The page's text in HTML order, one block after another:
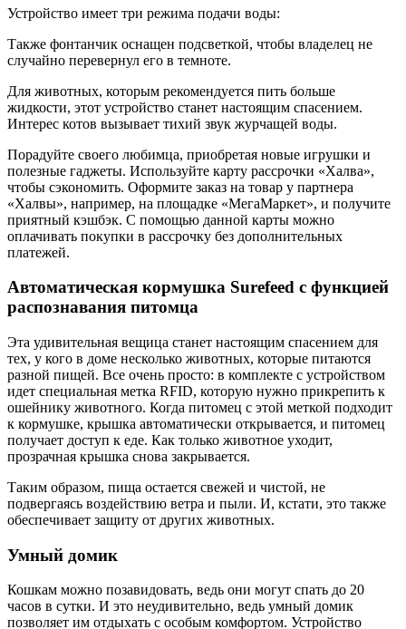
Устройство имеет три режима подачи воды:
Также фонтанчик оснащен подсветкой, чтобы владелец не
случайно перевернул его в темноте.
Для животных, которым рекомендуется пить больше
жидкости, этот устройство станет настоящим спасением.
Интерес котов вызывает тихий звук журчащей воды.
Порадуйте своего любимца, приобретая новые игрушки и
полезные гаджеты. Используйте карту рассрочки «Халва»,
чтобы сэкономить. Оформите заказ на товар у партнера
«Халвы», например, на площадке «МегаМаркет», и получите
приятный кэшбэк. С помощью данной карты можно
оплачивать покупки в рассрочку без дополнительных
платежей.
Автоматическая кормушка Surefeed с функцией
распознавания питомца
Эта удивительная вещица станет настоящим спасением для
тех, у кого в доме несколько животных, которые питаются
разной пищей. Все очень просто: в комплекте с устройством
идет специальная метка RFID, которую нужно прикрепить к
ошейнику животного. Когда питомец с этой меткой подходит
к кормушке, крышка автоматически открывается, и питомец
получает доступ к еде. Как только животное уходит,
прозрачная крышка снова закрывается.
Таким образом, пища остается свежей и чистой, не
подвергаясь воздействию ветра и пыли. И, кстати, это также
обеспечивает защиту от других животных.
Умный домик
Кошкам можно позавидовать, ведь они могут спать до 20
часов в сутки. И это неудивительно, ведь умный домик
позволяет им отдыхать с особым комфортом. Устройство